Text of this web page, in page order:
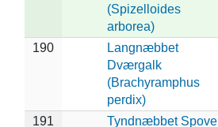
(Spizelloides
arborea)
190
Langnæbbet
Dværgalk
(Brachyramphus
perdix)
191
Tyndnæbbet Spove